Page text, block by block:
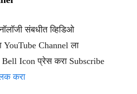
संबधीत व्हिडिओ
YouTube Channel ला
Bell Icon प्रेस करा Subscribe
करा